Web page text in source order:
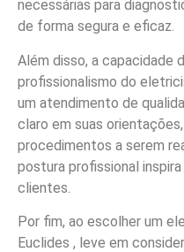
necessárias para
de forma segura e eficaz.
Além disso, a capacidade
profissionalismo do
um atendimento de
claro em suas
procedimentos a serem
postura profissional
clientes.
Por fim, ao escolher um
Euclides , leve em